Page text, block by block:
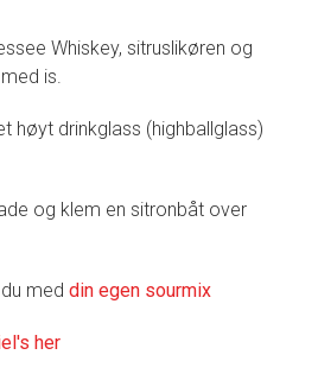
Whiskey, sitruslikøren og
is.
høyt drinkglass (highballglass)
og klem en sitronbåt over
med din egen sourmix
her